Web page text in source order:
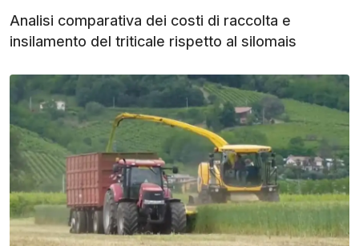
Analisi comparativa dei costi di raccolta e
insilamento del triticale rispetto al silomais